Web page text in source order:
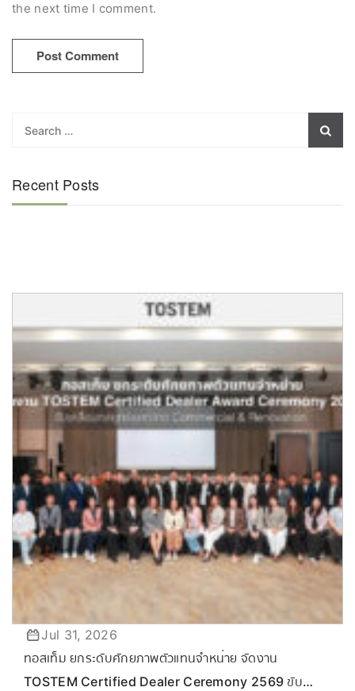
the next time I comment.
Recent Posts
Jul 31, 2026
ทอสเท็ม ยกระดับศักยภาพตัวแทนจำหน่าย จัดงาน
TOSTEM Certified Dealer Ceremony 2569 ขับ